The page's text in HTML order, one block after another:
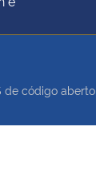
de código aberto